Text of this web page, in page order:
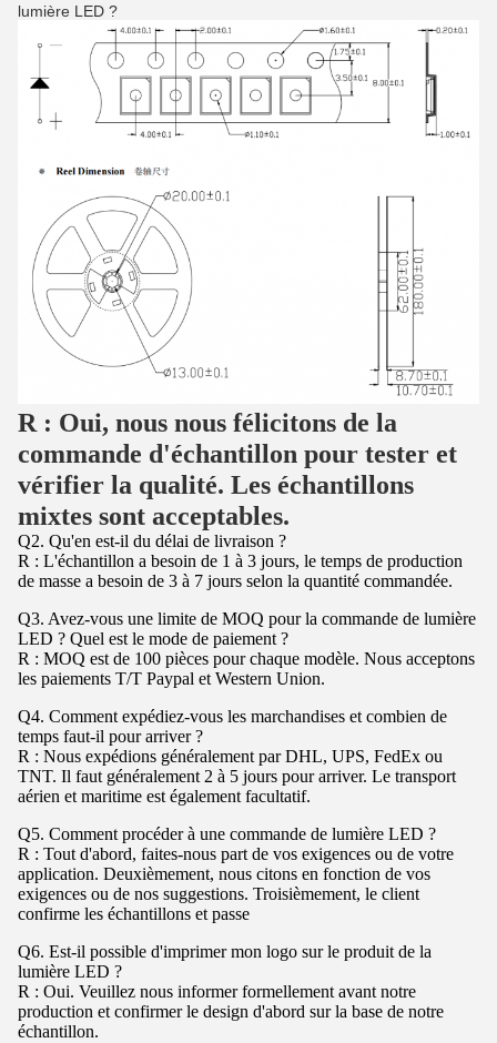
lumière LED ?
R : Oui, nous nous félicitons de la
commande d'échantillon pour tester et
vérifier la qualité. Les échantillons
mixtes sont acceptables.
Q2. Qu'en est-il du délai de livraison ?
R : L'échantillon a besoin de 1 à 3 jours, le temps de production
de masse a besoin de 3 à 7 jours selon la quantité commandée.
Q3. Avez-vous une limite de MOQ pour la commande de lumière
LED ? Quel est le mode de paiement ?
R : MOQ est de 100 pièces pour chaque modèle. Nous acceptons
les paiements T/T Paypal et Western Union.
Q4. Comment expédiez-vous les marchandises et combien de
temps faut-il pour arriver ?
R : Nous expédions généralement par DHL, UPS, FedEx ou
TNT. Il faut généralement 2 à 5 jours pour arriver. Le transport
aérien et maritime est également facultatif.
Q5. Comment procéder à une commande de lumière LED ?
R : Tout d'abord, faites-nous part de vos exigences ou de votre
application. Deuxièmement, nous citons en fonction de vos
exigences ou de nos suggestions. Troisièmement, le client
confirme les échantillons et passe
Q6. Est-il possible d'imprimer mon logo sur le produit de la
lumière LED ?
R : Oui. Veuillez nous informer formellement avant notre
production et confirmer le design d'abord sur la base de notre
échantillon.